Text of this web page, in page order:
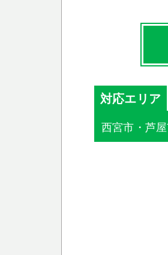
対応エリア
西宮市・芦